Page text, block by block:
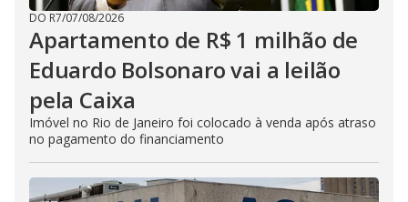
DO R7/07/08/2026
Apartamento de R$ 1 milhão de
Eduardo Bolsonaro vai a leilão
pela Caixa
Imóvel no Rio de Janeiro foi colocado à venda após atraso
no pagamento do financiamento